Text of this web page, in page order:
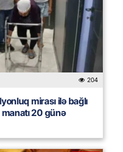
204
mirası ilə bağlı
20 günə